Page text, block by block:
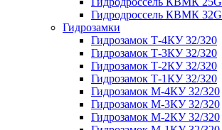
Гидродроссель КВМК 32G
Гидрозамки
Гидрозамок Т-4КУ 32/320
Гидрозамок Т-3КУ 32/320
Гидрозамок Т-2КУ 32/320
Гидрозамок Т-1КУ 32/320
Гидрозамок М-4КУ 32/320
Гидрозамок М-3КУ 32/320
Гидрозамок М-2КУ 32/320